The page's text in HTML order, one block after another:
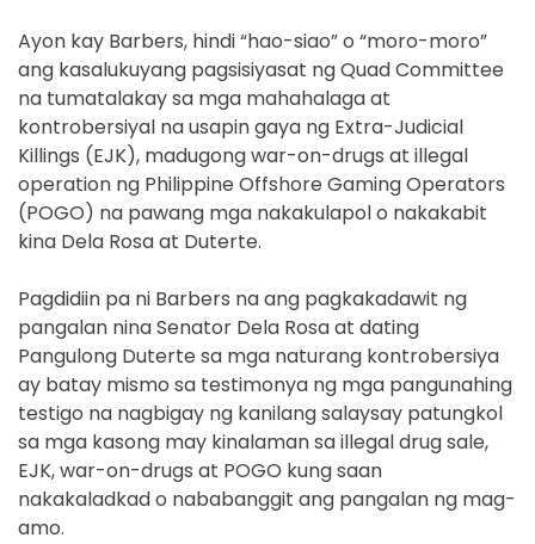
Ayon kay Barbers, hindi “hao-siao” o “moro-moro”
ang kasalukuyang pagsisiyasat ng Quad Committee
na tumatalakay sa mga mahahalaga at
kontrobersiyal na usapin gaya ng Extra-Judicial
Killings (EJK), madugong war-on-drugs at illegal
operation ng Philippine Offshore Gaming Operators
(POGO) na pawang mga nakakulapol o nakakabit
kina Dela Rosa at Duterte.
Pagdidiin pa ni Barbers na ang pagkakadawit ng
pangalan nina Senator Dela Rosa at dating
Pangulong Duterte sa mga naturang kontrobersiya
ay batay mismo sa testimonya ng mga pangunahing
testigo na nagbigay ng kanilang salaysay patungkol
sa mga kasong may kinalaman sa illegal drug sale,
EJK, war-on-drugs at POGO kung saan
nakakaladkad o nababanggit ang pangalan ng mag-
amo.